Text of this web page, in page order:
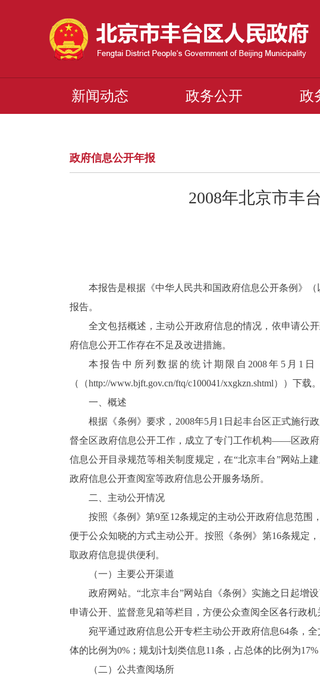
新闻动态 政务公开 政
政府信息公开年报
2008年北京市丰
本报告是根据《中华人民共和国政府信息公开条例》
报告。
全文包括概述，主动公开政府信息的情况，依申请公
府信息公开工作存在不足及改进措施。
本报告中所列数据的统计期限自2008年5月1
（（http://www.bjft.gov.cn/ftq/c100041/xxgkzn.shtml））下载。
一、概述
根据《条例》要求，2008年5月1日起丰台区正式施行
督全区政府信息公开工作，成立了专门工作机构——区政
信息公开目录规范等相关制度规定，在“北京丰台”网站上
政府信息公开查阅室等政府信息公开服务场所。
二、主动公开情况
按照《条例》第9至12条规定的主动公开政府信息范
便于公众知晓的方式主动公开。按照《条例》第16条规定
取政府信息提供便利。
（一）主要公开渠道
政府网站。“北京丰台”网站自《条例》实施之日起增
申请公开、监督意见箱等栏目，方便公众查阅全区各行政机
宛平通过政府信息公开专栏主动公开政府信息64条，
体的比例为0%；规划计划类信息11条，占总体的比例为
（二）公共查阅场所